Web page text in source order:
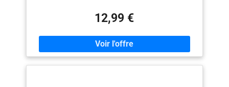
chats peuvent s'amuser. Cette balle jouet intelligent
pour chat balle est parfaite pour les jeux d'intérieur et
permet aux chats qui s'ennuient de rester actifs. Elle
leur permet également de profiter des jeux de chasse à
l'intérieur tout en réduisant le risque de griffes sur les
meubles. 【2 Modes Chats Interactif Balle】Notre
12,99 €